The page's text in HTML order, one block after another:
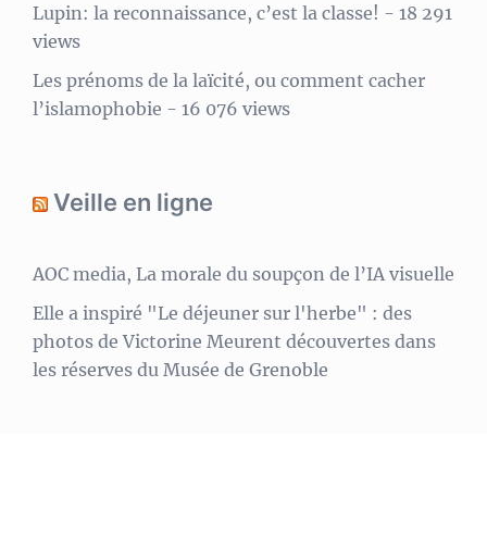
Lupin: la reconnaissance, c’est la classe! - 18 291
views
Les prénoms de la laïcité, ou comment cacher
l’islamophobie - 16 076 views
Veille en ligne
AOC media, La morale du soupçon de l’IA visuelle
Elle a inspiré "Le déjeuner sur l'herbe" : des
photos de Victorine Meurent découvertes dans
les réserves du Musée de Grenoble